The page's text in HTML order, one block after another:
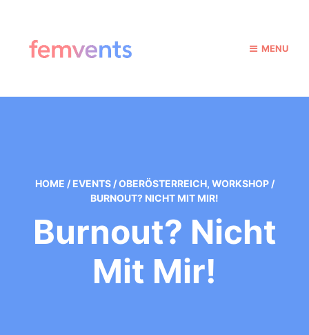
MENU
HOME / EVENTS / OBERÖSTERREICH, WORKSHOP /
BURNOUT? NICHT MIT MIR!
Burnout? Nicht
Mit Mir!